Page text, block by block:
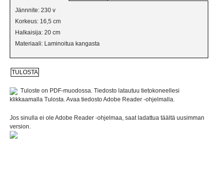
IKKUNAVALAISIMET
KANGASVALAISIMET
KRISTALLIVALAISIMET
KRUUNUT
LATTIAVALAISIMET
PLAFONDIT
Jännnite: 230 v
Korkeus: 16,5 cm
Halkaisija: 20 cm
Materiaali: Laminoitua kangasta
Tuloste on PDF-muodossa. Tiedosto latautuu tietokoneellesi
klikkaamalla Tulosta. Avaa tiedosto Adobe Reader -ohjelmalla.
Jos sinulla ei ole Adobe Reader -ohjelmaa, saat ladattua täältä uusimman
version.